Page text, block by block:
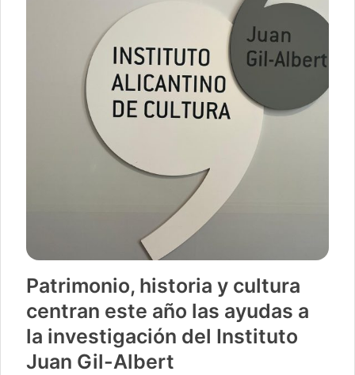
Patrimonio, historia y cultura
centran este año las ayudas a
la investigación del Instituto
Juan Gil-Albert